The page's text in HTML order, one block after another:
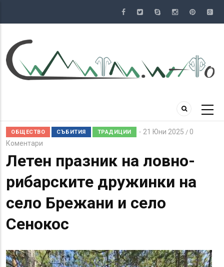
съдържание
ОБЩЕСТВО СЪБИТИЯ ТРАДИЦИИ 21 Юни 2025 / 0
Коментари
Летен празник на ловно-
рибарските дружинки на
село Брежани и село
Сенокос